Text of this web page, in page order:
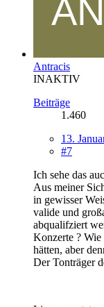
Antracis
INAKTIV
Beiträge
1.460
13.
#7
Ich sehe das
Aus meiner
in gewisser
valide und
abqualifziert
Konzerte ?
hätten, aber
Der Tonträger